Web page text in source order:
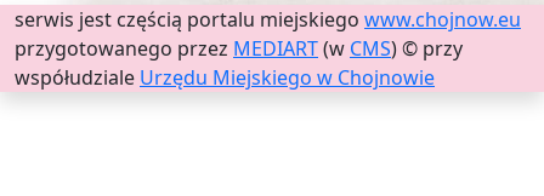
serwis jest częścią portalu miejskiego www.chojnow.eu
przygotowanego przez MEDIART(w CMS) © przy
współudziale Urzędu Miejskiego w Chojnowie